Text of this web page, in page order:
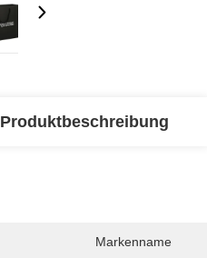
Produktbeschreibung
Markenname